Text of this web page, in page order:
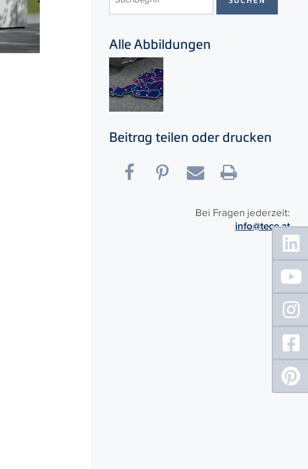
Alle Abbildungen
Beitrag teilen oder drucken
Bei Fragen jederzeit:
info@tece.at
Floating